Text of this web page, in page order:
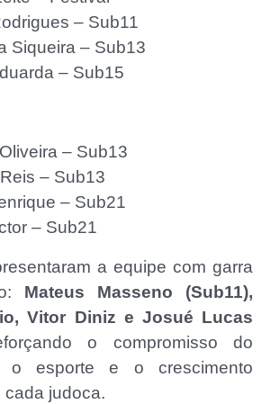
– Sub11
Siqueira – Sub13
– Sub15
– Sub13
– Sub13
– Sub21
– Sub21
a equipe com garra
Mateus Masseno (Sub11),
Vitor Diniz e Josué Lucas
o compromisso do
o esporte e o crescimento
cada judoca.